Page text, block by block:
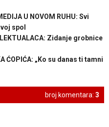
U NOVOM RUHU: Svi
spol
Zidanje grobnice
ĆOPIĆA: „Ko su danas ti tamni
broj komentara: 3